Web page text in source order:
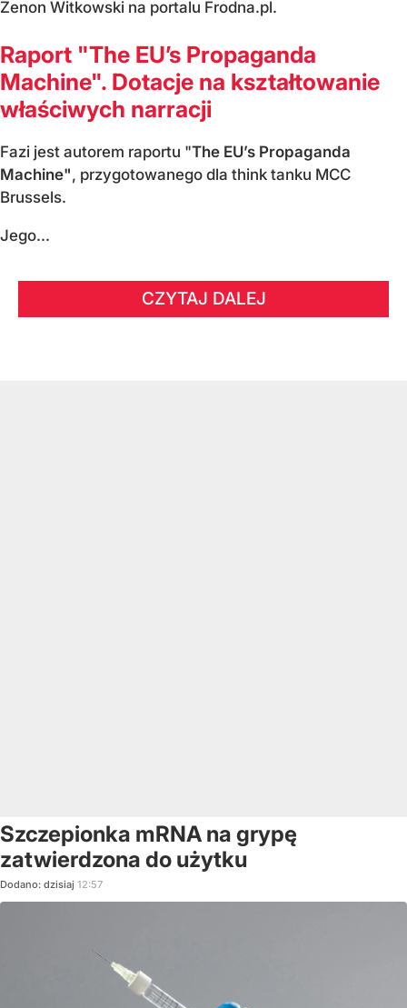
Zenon Witkowski na portalu Frodna.pl.
Raport "The EU’s Propaganda
Machine". Dotacje na kształtowanie
właściwych narracji
Fazi jest autorem raportu "The EU’s Propaganda
Machine", przygotowanego dla think tanku MCC
Brussels.
Jego...
CZYTAJ DALEJ
Szczepionka mRNA na grypę
zatwierdzona do użytku
Dodano: dzisiaj 12:57